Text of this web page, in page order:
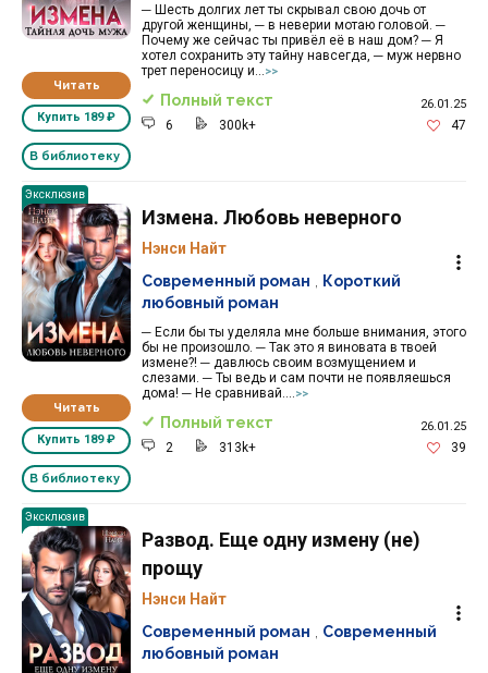
Читать
Купить 189 ₽
В библиотеку
─ Шесть долгих лет ты скрывал свою дочь от
другой женщины, ─ в неверии мотаю головой. ─
Почему же сейчас ты привёл её в наш дом? ─ Я
хотел сохранить эту тайну навсегда, ─ муж нервно
трет переносицу и...
>>
Полный текст 26.01.25
6 300k+ 47
Эксклюзив
Читать
Купить 189 ₽
В библиотеку
Измена. Любовь неверного
Нэнси Найт
─ Если бы ты уделяла мне больше внимания, этого
бы не произошло. ─ Так это я виновата в твоей
измене?! ─ давлюсь своим возмущением и
слезами. ─ Ты ведь и сам почти не появляешься
дома! ─ Не сравнивай....
>>
Современный роман
Короткий
любовный роман
Полный текст 26.01.25
2 313k+ 39
Эксклюзив
Развод. Еще одну измену (не)
прощу
Нэнси Найт
Современный роман
Современный
любовный роман